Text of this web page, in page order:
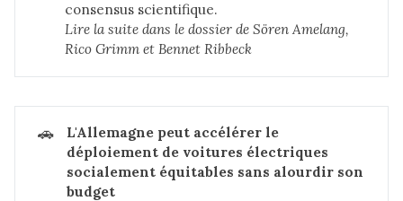
consensus scientifique.
Lire la suite dans le dossier de Sören Amelang,
Rico Grimm et Bennet Ribbeck
🚗
L'Allemagne peut accélérer le
déploiement de voitures électriques
socialement équitables sans alourdir son
budget